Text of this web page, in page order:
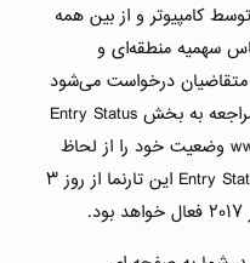
کامپیوتر و از بین همه
سهمیه منطقه‌ای و
درخواست می‌‌شود
که شماره تاییدیه خود را حفظ و با مراجعه به بخش Entry Status
Check تارنمای ww.dvlottery.state.gov وضعیت خود را از لحاظ
پذیرش بررسی کنند. بخشEntry Status Check این تارنما از روز ۳